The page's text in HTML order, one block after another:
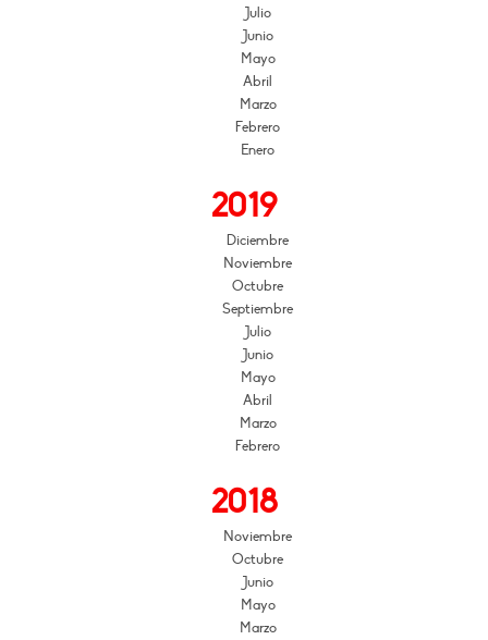
Julio
Junio
Mayo
Abril
Marzo
Febrero
Enero
2019
Diciembre
Noviembre
Octubre
Septiembre
Julio
Junio
Mayo
Abril
Marzo
Febrero
2018
Noviembre
Octubre
Junio
Mayo
Marzo